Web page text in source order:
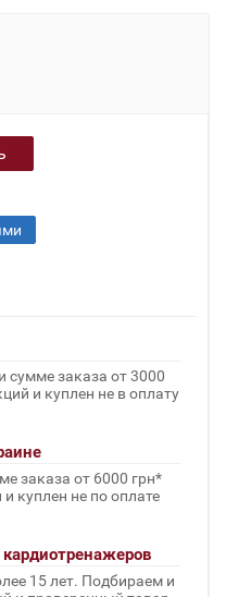
сумме заказа от 3000
и куплен не в оплату
заказа от 6000 грн*
куплен не по оплате
15 лет. Подбираем и